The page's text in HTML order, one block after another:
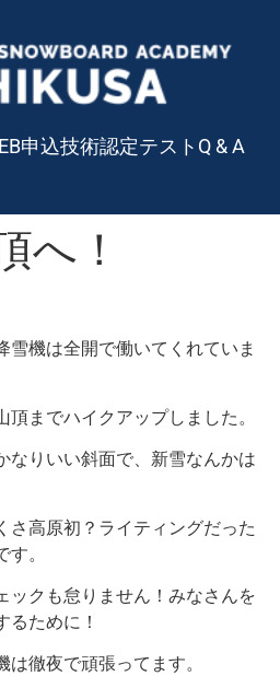
申込技術認定テスト Q & A
へ！
雪機は全開で働いてくれていま
までハイクアップしました。
なりいい斜面で、新雪なんかは
さ高原初？ライティングだった
。
ックも怠りません！みなさんを
るために！
徹夜で頑張ってます。